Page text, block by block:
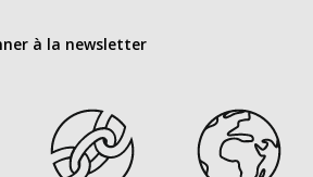
à la newsletter